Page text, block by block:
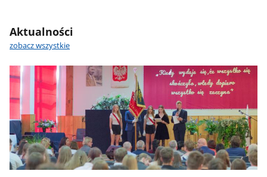
Aktualności
zobacz wszystkie